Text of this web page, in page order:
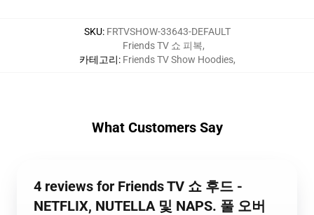
SKU: FRTVSHOW-33643-DEFAULT
카테고리:
Friends TV 쇼 피복,
Friends TV Show Hoodies,
What Customers Say
4 reviews for Friends TV 쇼 후드 -
NETFLIX, NUTELLA 및 NAPS. 풀 오버